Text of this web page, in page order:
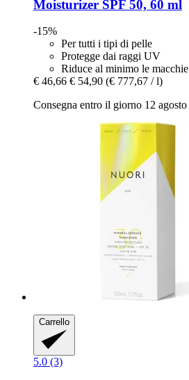
Moisturizer SPF 50, 60 ml
-15%
Per tutti i tipi di pelle
Protegge dai raggi UV
Riduce al minimo le macchie
€ 46,66 € 54,90 (€ 777,67 / l)
Consegna entro il giorno 12 agosto
Carrello
5.0 (3)